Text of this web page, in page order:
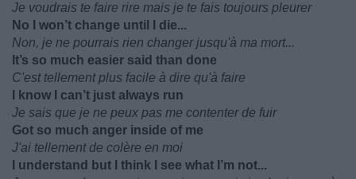
Je voudrais te faire rire mais je te fais toujours pleurer
No I won’t change until I die...
Non, je ne pourrais rien changer jusqu'à ma mort...
It’s so much easier said than done
C'est tellement plus facile à dire qu'à faire
I know I can’t just always run
Je sais que je ne peux pas me contenter de fuir
Got so much anger inside of me
J'ai tellement de colère en moi
I understand but I think I see what I’m not...